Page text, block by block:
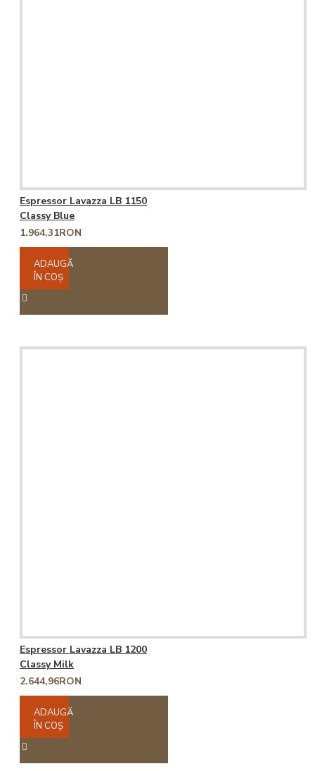
Espressor Lavazza LB 1150
Classy Blue
1.964,31RON
ADAUGĂ
ÎN COŞ
Espressor Lavazza LB 1200
Classy Milk
2.644,96RON
ADAUGĂ
ÎN COŞ